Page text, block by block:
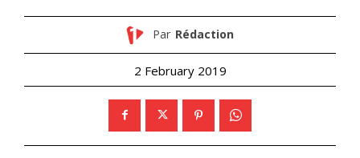
Par Rédaction
2 February 2019